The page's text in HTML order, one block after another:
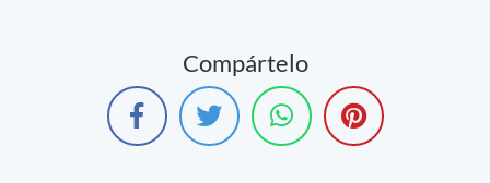
Compártelo